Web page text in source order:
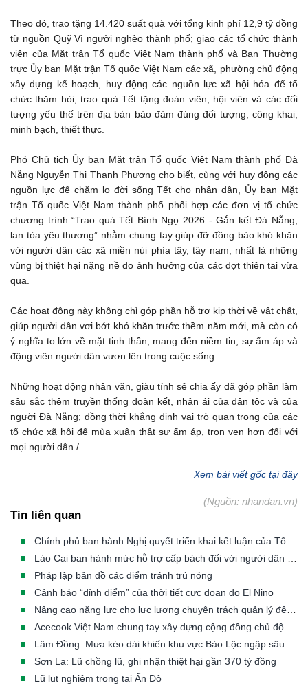
Theo đó, trao tặng 14.420 suất quà với tổng kinh phí 12,9 tỷ đồng
từ nguồn Quỹ Vì người nghèo thành phố; giao các tổ chức thành
viên của Mặt trận Tổ quốc Việt Nam thành phố và Ban Thường
trực Ủy ban Mặt trận Tổ quốc Việt Nam các xã, phường chủ động
xây dựng kế hoạch, huy động các nguồn lực xã hội hóa để tổ
chức thăm hỏi, trao quà Tết tặng đoàn viên, hội viên và các đối
tượng yếu thế trên địa bàn bảo đảm đúng đối tượng, công khai,
minh bạch, thiết thực.
Phó Chủ tịch Ủy ban Mặt trận Tổ quốc Việt Nam thành phố Đà
Nẵng Nguyễn Thị Thanh Phương cho biết, cùng với huy động các
nguồn lực để chăm lo đời sống Tết cho nhân dân, Ủy ban Mặt
trận Tổ quốc Việt Nam thành phố phối hợp các đơn vị tổ chức
chương trình “Trao quà Tết Bính Ngọ 2026 - Gắn kết Đà Nẵng,
lan tỏa yêu thương” nhằm chung tay giúp đỡ đồng bào khó khăn
với người dân các xã miền núi phía tây, tây nam, nhất là những
vùng bị thiệt hại nặng nề do ảnh hưởng của các đợt thiên tai vừa
qua.
Các hoạt động này không chỉ góp phần hỗ trợ kịp thời về vật chất,
giúp người dân vơi bớt khó khăn trước thềm năm mới, mà còn có
ý nghĩa to lớn về mặt tinh thần, mang đến niềm tin, sự ấm áp và
động viên người dân vươn lên trong cuộc sống.
Những hoạt động nhân văn, giàu tính sẻ chia ấy đã góp phần làm
sâu sắc thêm truyền thống đoàn kết, nhân ái của dân tộc và của
người Đà Nẵng; đồng thời khẳng định vai trò quan trọng của các
tổ chức xã hội để mùa xuân thật sự ấm áp, trọn vẹn hơn đối với
mọi người dân./.
Xem bài viết gốc tại đây
(Nguồn: nhandan.vn)
Tin liên quan
Pháp lập bản đồ các điểm tránh trú nóng
Cảnh báo “đỉnh điểm” của thời tiết cực đoan do El Nino
Lâm Đồng: Mưa kéo dài khiến khu vực Bảo Lộc ngập sâu
Sơn La: Lũ chồng lũ, ghi nhận thiệt hại gần 370 tỷ đồng
Lũ lụt nghiêm trọng tại Ấn Độ